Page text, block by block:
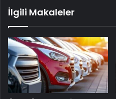
İlgili Makaleler